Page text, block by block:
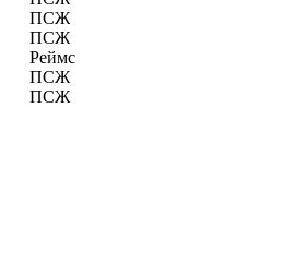
ПСЖ
ПСЖ
Реймс
ПСЖ
ПСЖ